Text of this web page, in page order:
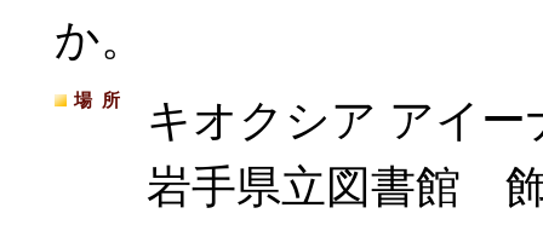
か。
場所
キオクシア アイー
岩手県立図書館